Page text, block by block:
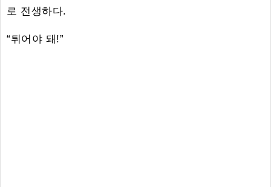
로 전생하다.
“튀어야 돼!”